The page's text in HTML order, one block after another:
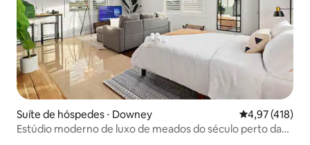
Suíte de hóspedes ⋅ Downey 4,97 de uma
4,97 (418)
Estúdio moderno de luxo de meados do século perto da